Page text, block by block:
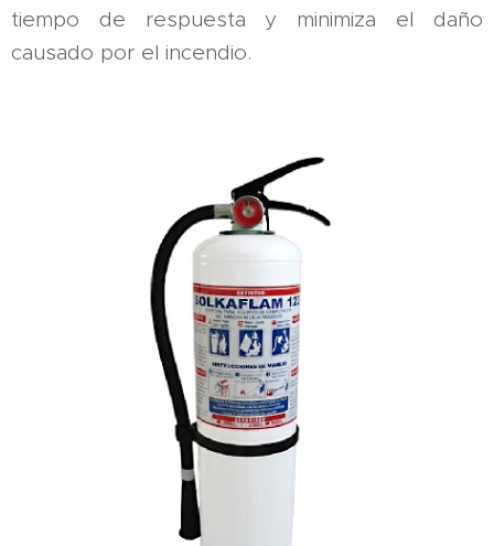
tiempo de respuesta y minimiza el daño
causado por el incendio.